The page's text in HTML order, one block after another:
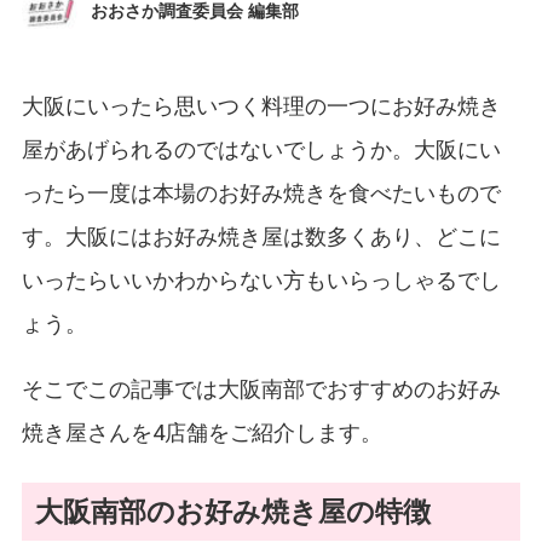
おおさか調査委員会 編集部
大阪にいったら思いつく料理の一つにお好み焼き
屋があげられるのではないでしょうか。大阪にい
ったら一度は本場のお好み焼きを食べたいもので
す。大阪にはお好み焼き屋は数多くあり、どこに
いったらいいかわからない方もいらっしゃるでし
ょう。
そこでこの記事では大阪南部でおすすめのお好み
焼き屋さんを4店舗をご紹介します。
大阪南部のお好み焼き屋の特徴